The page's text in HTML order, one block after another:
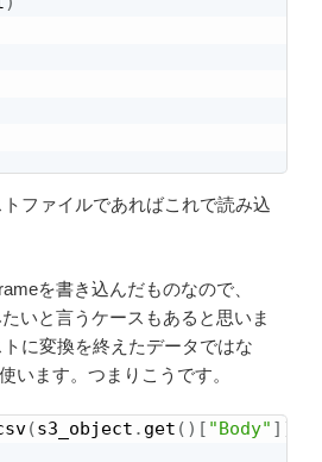
ファイルであればこれで読み込
を書き込んだものなので、
いと言うケースもあると思いま
に変換を終えたデータではな
います。つまりこうです。
(s3_object . get ( ) [ "Body" ] )